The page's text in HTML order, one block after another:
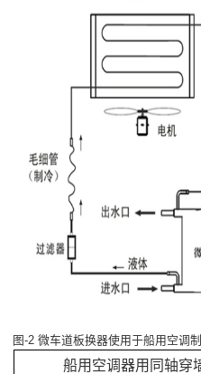
图-2 微车道板换器使用于船用空调
船用空调器用同轴穿